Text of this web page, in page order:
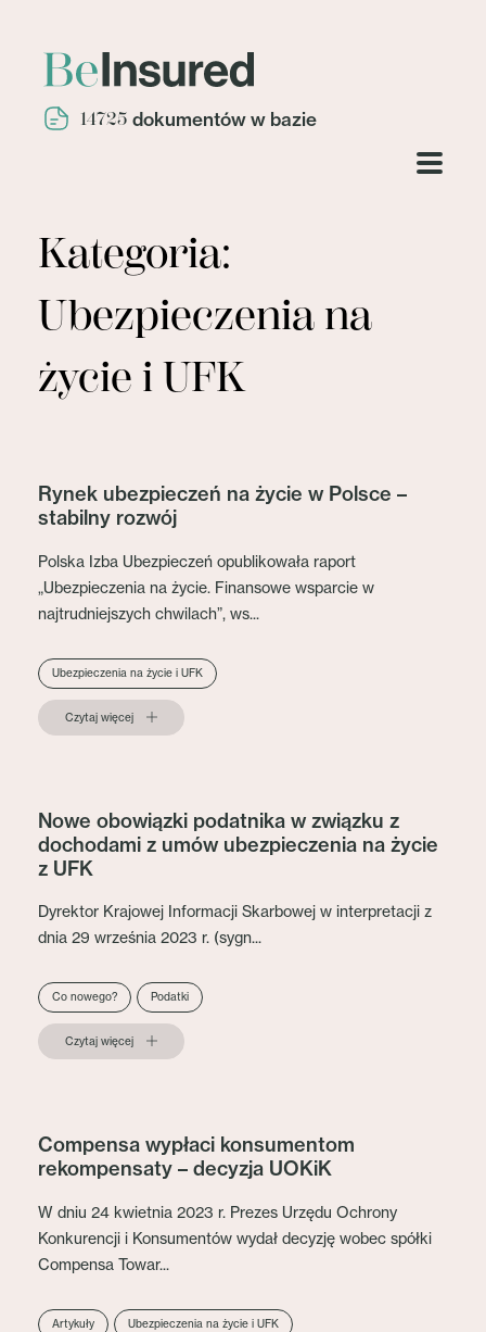
14725 dokumentów w bazie
Kategoria:
Ubezpieczenia na
życie i UFK
Rynek ubezpieczeń na życie w Polsce –
stabilny rozwój
Polska Izba Ubezpieczeń opublikowała raport
„Ubezpieczenia na życie. Finansowe wsparcie w
najtrudniejszych chwilach”, ws...
Ubezpieczenia na życie i UFK
Czytaj więcej
Nowe obowiązki podatnika w związku z
dochodami z umów ubezpieczenia na życie
z UFK
Dyrektor Krajowej Informacji Skarbowej w interpretacji z
dnia 29 września 2023 r. (sygn...
Co nowego? Podatki
Czytaj więcej
Compensa wypłaci konsumentom
rekompensaty – decyzja UOKiK
W dniu 24 kwietnia 2023 r. Prezes Urzędu Ochrony
Konkurencji i Konsumentów wydał decyzję wobec spółki
Compensa Towar...
Artykuły Ubezpieczenia na życie i UFK